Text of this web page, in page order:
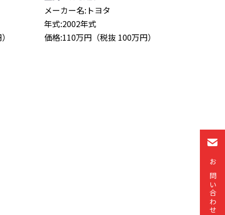
お問い合わせ
メーカー名:トヨタ
年式:2002年式
価格:110万円（税抜 100万円）